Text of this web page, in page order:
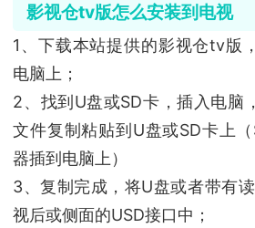
影视仓tv版怎么安装到电视
1、下载本站提供的影视仓tv版
电脑上；
2、找到U盘或SD卡，插入电脑
文件复制粘贴到U盘或SD卡上
器插到电脑上）
3、复制完成，将U盘或者带有
视后或侧面的USD接口中；